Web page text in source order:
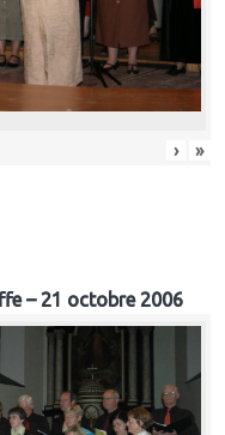
› »
– 21 octobre 2006